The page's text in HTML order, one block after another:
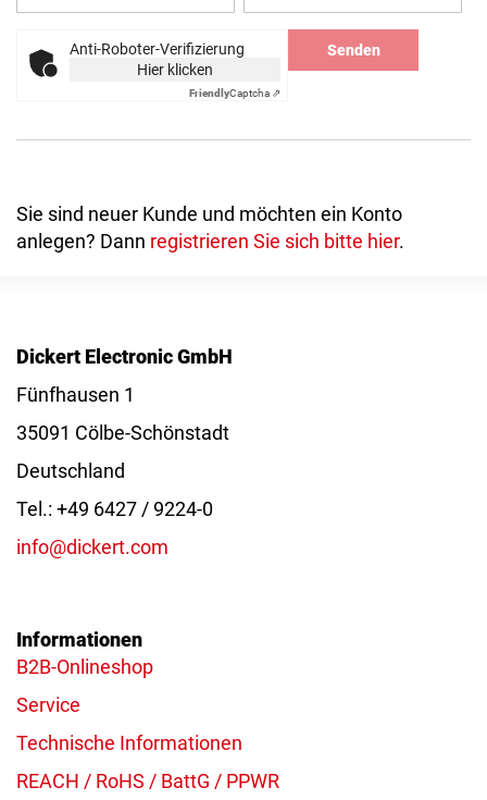
Anti-Roboter-Verifizierung
Hier klicken
FriendlyCaptcha ⇗
Senden
Sie sind neuer Kunde und möchten ein Konto
anlegen? Dann registrieren Sie sich bitte hier.
Dickert Electronic GmbH
Fünfhausen 1
35091 Cölbe-Schönstadt
Deutschland
Tel.: +49 6427 / 9224-0
info@dickert.com
Informationen
B2B-Onlineshop
Service
Technische Informationen
REACH / RoHS / BattG / PPWR